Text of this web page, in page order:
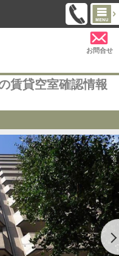
お問合せ
賃貸空室確認情報